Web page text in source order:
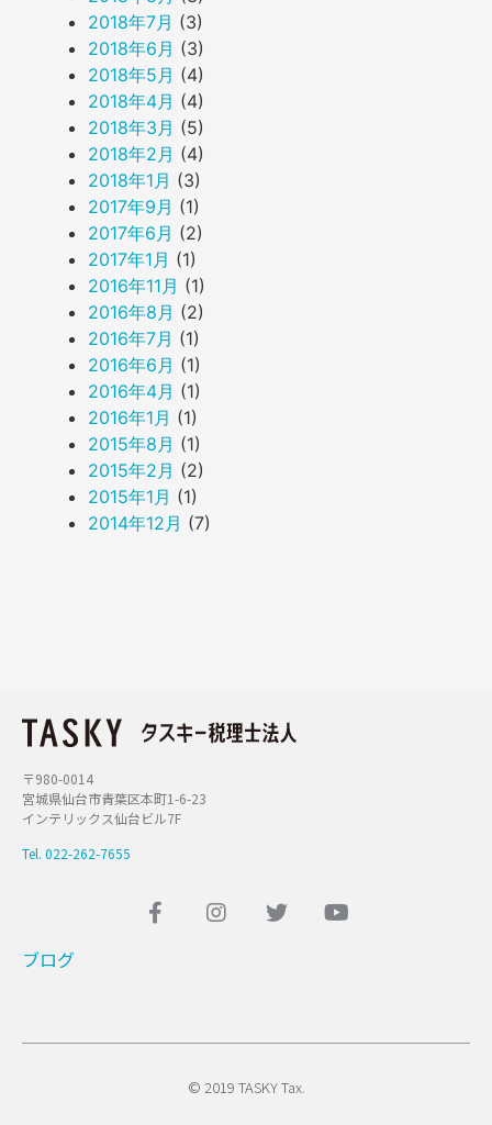
2018年7月 (3)
2018年6月 (3)
2018年5月 (4)
2018年4月 (4)
2018年3月 (5)
2018年2月 (4)
2018年1月 (3)
2017年9月 (1)
2017年6月 (2)
2017年1月 (1)
2016年11月 (1)
2016年8月 (2)
2016年7月 (1)
2016年6月 (1)
2016年4月 (1)
2016年1月 (1)
2015年8月 (1)
2015年2月 (2)
2015年1月 (1)
2014年12月 (7)
〒980-0014
宮城県仙台市青葉区本町1-6-23
インテリックス仙台ビル7F
Tel. 022-262-7655
ブログ
© 2019 TASKY Tax.